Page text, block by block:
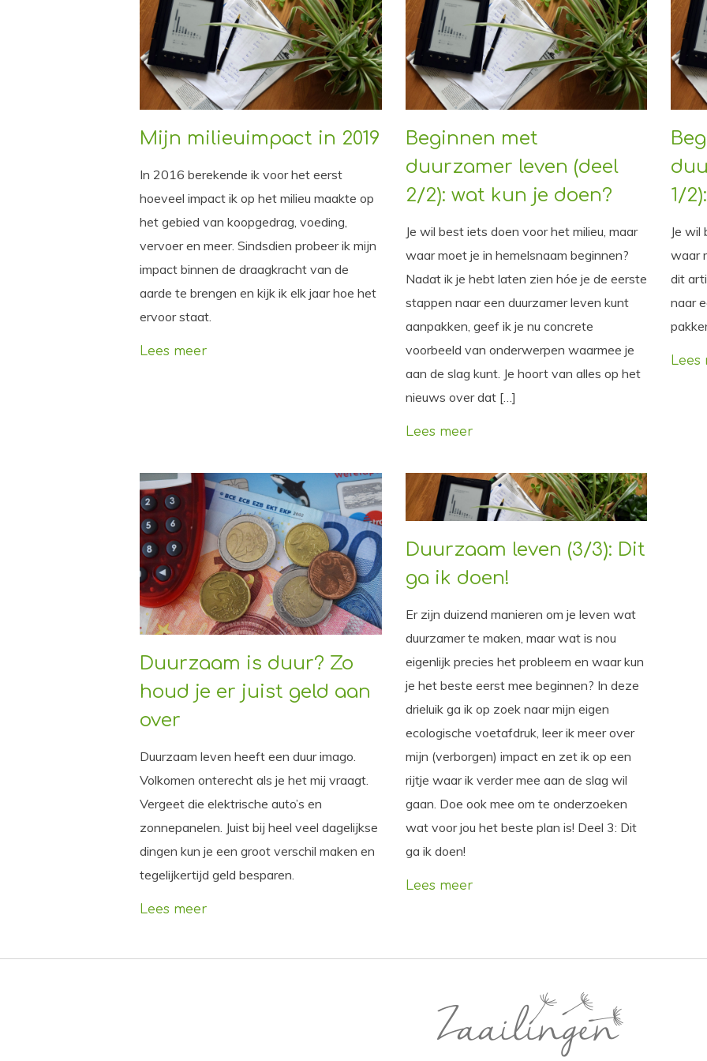
Mijn milieuimpact in 2019
In 2016 berekende ik voor het eerst
hoeveel impact ik op het milieu maakte op
het gebied van koopgedrag, voeding,
vervoer en meer. Sindsdien probeer ik mijn
impact binnen de draagkracht van de
aarde te brengen en kijk ik elk jaar hoe het
ervoor staat.
Lees meer
Beginnen met
duurzamer leven (deel
2/2): wat kun je doen?
Je wil best iets doen voor het milieu, maar
waar moet je in hemelsnaam beginnen?
Nadat ik je hebt laten zien hóe je de eerste
stappen naar een duurzamer leven kunt
aanpakken, geef ik je nu concrete
voorbeeld van onderwerpen waarmee je
aan de slag kunt. Je hoort van alles op het
nieuws over dat […]
Lees meer
1/
Je wil
waar
dit
naar
Lees
Duurzaam is duur? Zo
houd je er juist geld aan
over
Duurzaam leven heeft een duur imago.
Volkomen onterecht als je het mij vraagt.
Vergeet die elektrische auto’s en
zonnepanelen. Juist bij heel veel dagelijkse
dingen kun je een groot verschil maken en
tegelijkertijd geld besparen.
Lees meer
Duurzaam leven (3/3): Dit
ga ik doen!
Er zijn duizend manieren om je leven wat
duurzamer te maken, maar wat is nou
eigenlijk precies het probleem en waar kun
je het beste eerst mee beginnen? In deze
drieluik ga ik op zoek naar mijn eigen
ecologische voetafdruk, leer ik meer over
mijn (verborgen) impact en zet ik op een
rijtje waar ik verder mee aan de slag wil
gaan. Doe ook mee om te onderzoeken
wat voor jou het beste plan is! Deel 3: Dit
ga ik doen!
Lees meer